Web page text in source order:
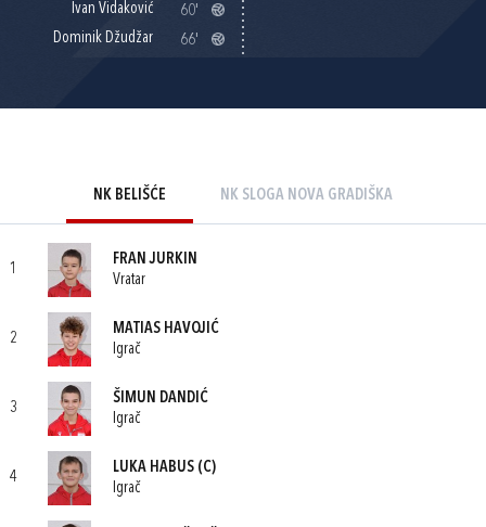
Ivan Vidaković
60'
Dominik Džudžar
66'
NK BELIŠĆE NK SLOGA NOVA GRADIŠKA
1
FRAN JURKIN
Vratar
2
MATIAS HAVOJIĆ
Igrač
3
ŠIMUN DANDIĆ
Igrač
4
LUKA HABUS (C)
Igrač